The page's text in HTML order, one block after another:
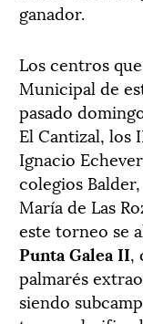
ganador.
Los centros
Municipal de
pasado
El Cantizal, los
Ignacio
colegios
María de Las
este torneo se
Punta Galea II,
palmarés
siendo